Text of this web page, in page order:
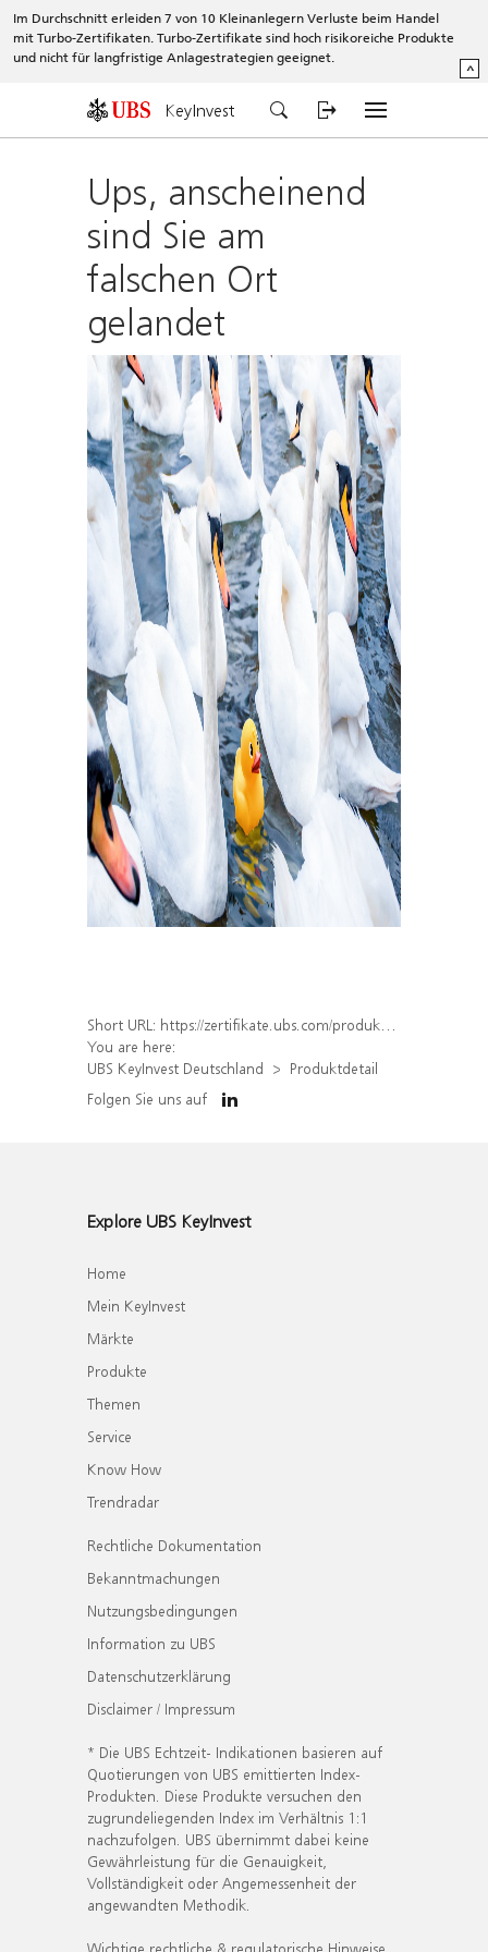
Im Durchschnitt erleiden 7 von 10 Kleinanlegern Verluste beim Handel
mit Turbo-Zertifikaten. Turbo-Zertifikate sind hoch risikoreiche Produkte
und nicht für langfristige Anlagestrategien geeignet.
^
KeyInvest
Ups, anscheinend
sind Sie am
falschen Ort
gelandet
Short URL: https://zertifikate.ubs.com/produkt/detail/index/isin/DE000UH6EEJ8
You are here:
UBS KeyInvest Deutschland
Produktdetail
Folgen Sie uns auf
Explore UBS KeyInvest
Home
Mein KeyInvest
Märkte
Produkte
Themen
Service
Know How
Trendradar
Rechtliche Dokumentation
Bekanntmachungen
Nutzungsbedingungen
Information zu UBS
Datenschutzerklärung
Disclaimer / Impressum
* Die UBS Echtzeit- Indikationen basieren auf
Quotierungen von UBS emittierten Index-
Produkten. Diese Produkte versuchen den
zugrundeliegenden Index im Verhältnis 1:1
nachzufolgen. UBS übernimmt dabei keine
Gewährleistung für die Genauigkeit,
Vollständigkeit oder Angemessenheit der
angewandten Methodik.